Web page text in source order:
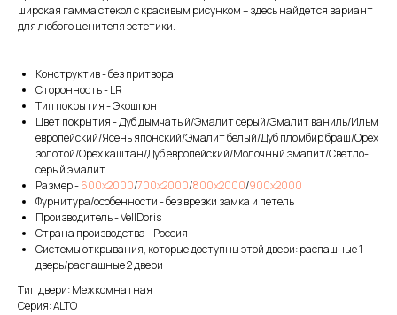
широкая гамма стекол с красивым рисунком – здесь найдется вариант
для любого ценителя эстетики.
Конструктив - без притвора
Сторонность - LR
Тип покрытия - Экошпон
Цвет покрытия - Дуб дымчатый/Эмалит серый/Эмалит ваниль/Ильм
европейский/Ясень японский/Эмалит белый/Дуб пломбир браш/Орех
золотой/Орех каштан/Дуб европейский/Молочный эмалит/Светло-
серый эмалит
Размер -600х2000/700х2000/800х2000/900х2000
Фурнитура/особенности - без врезки замка и петель
Производитель - VellDoris
Страна производства - Россия
Системы открывания, которые доступны этой двери: распашные 1
дверь/распашные 2 двери
Тип двери: Межкомнатная
Серия: ALTO